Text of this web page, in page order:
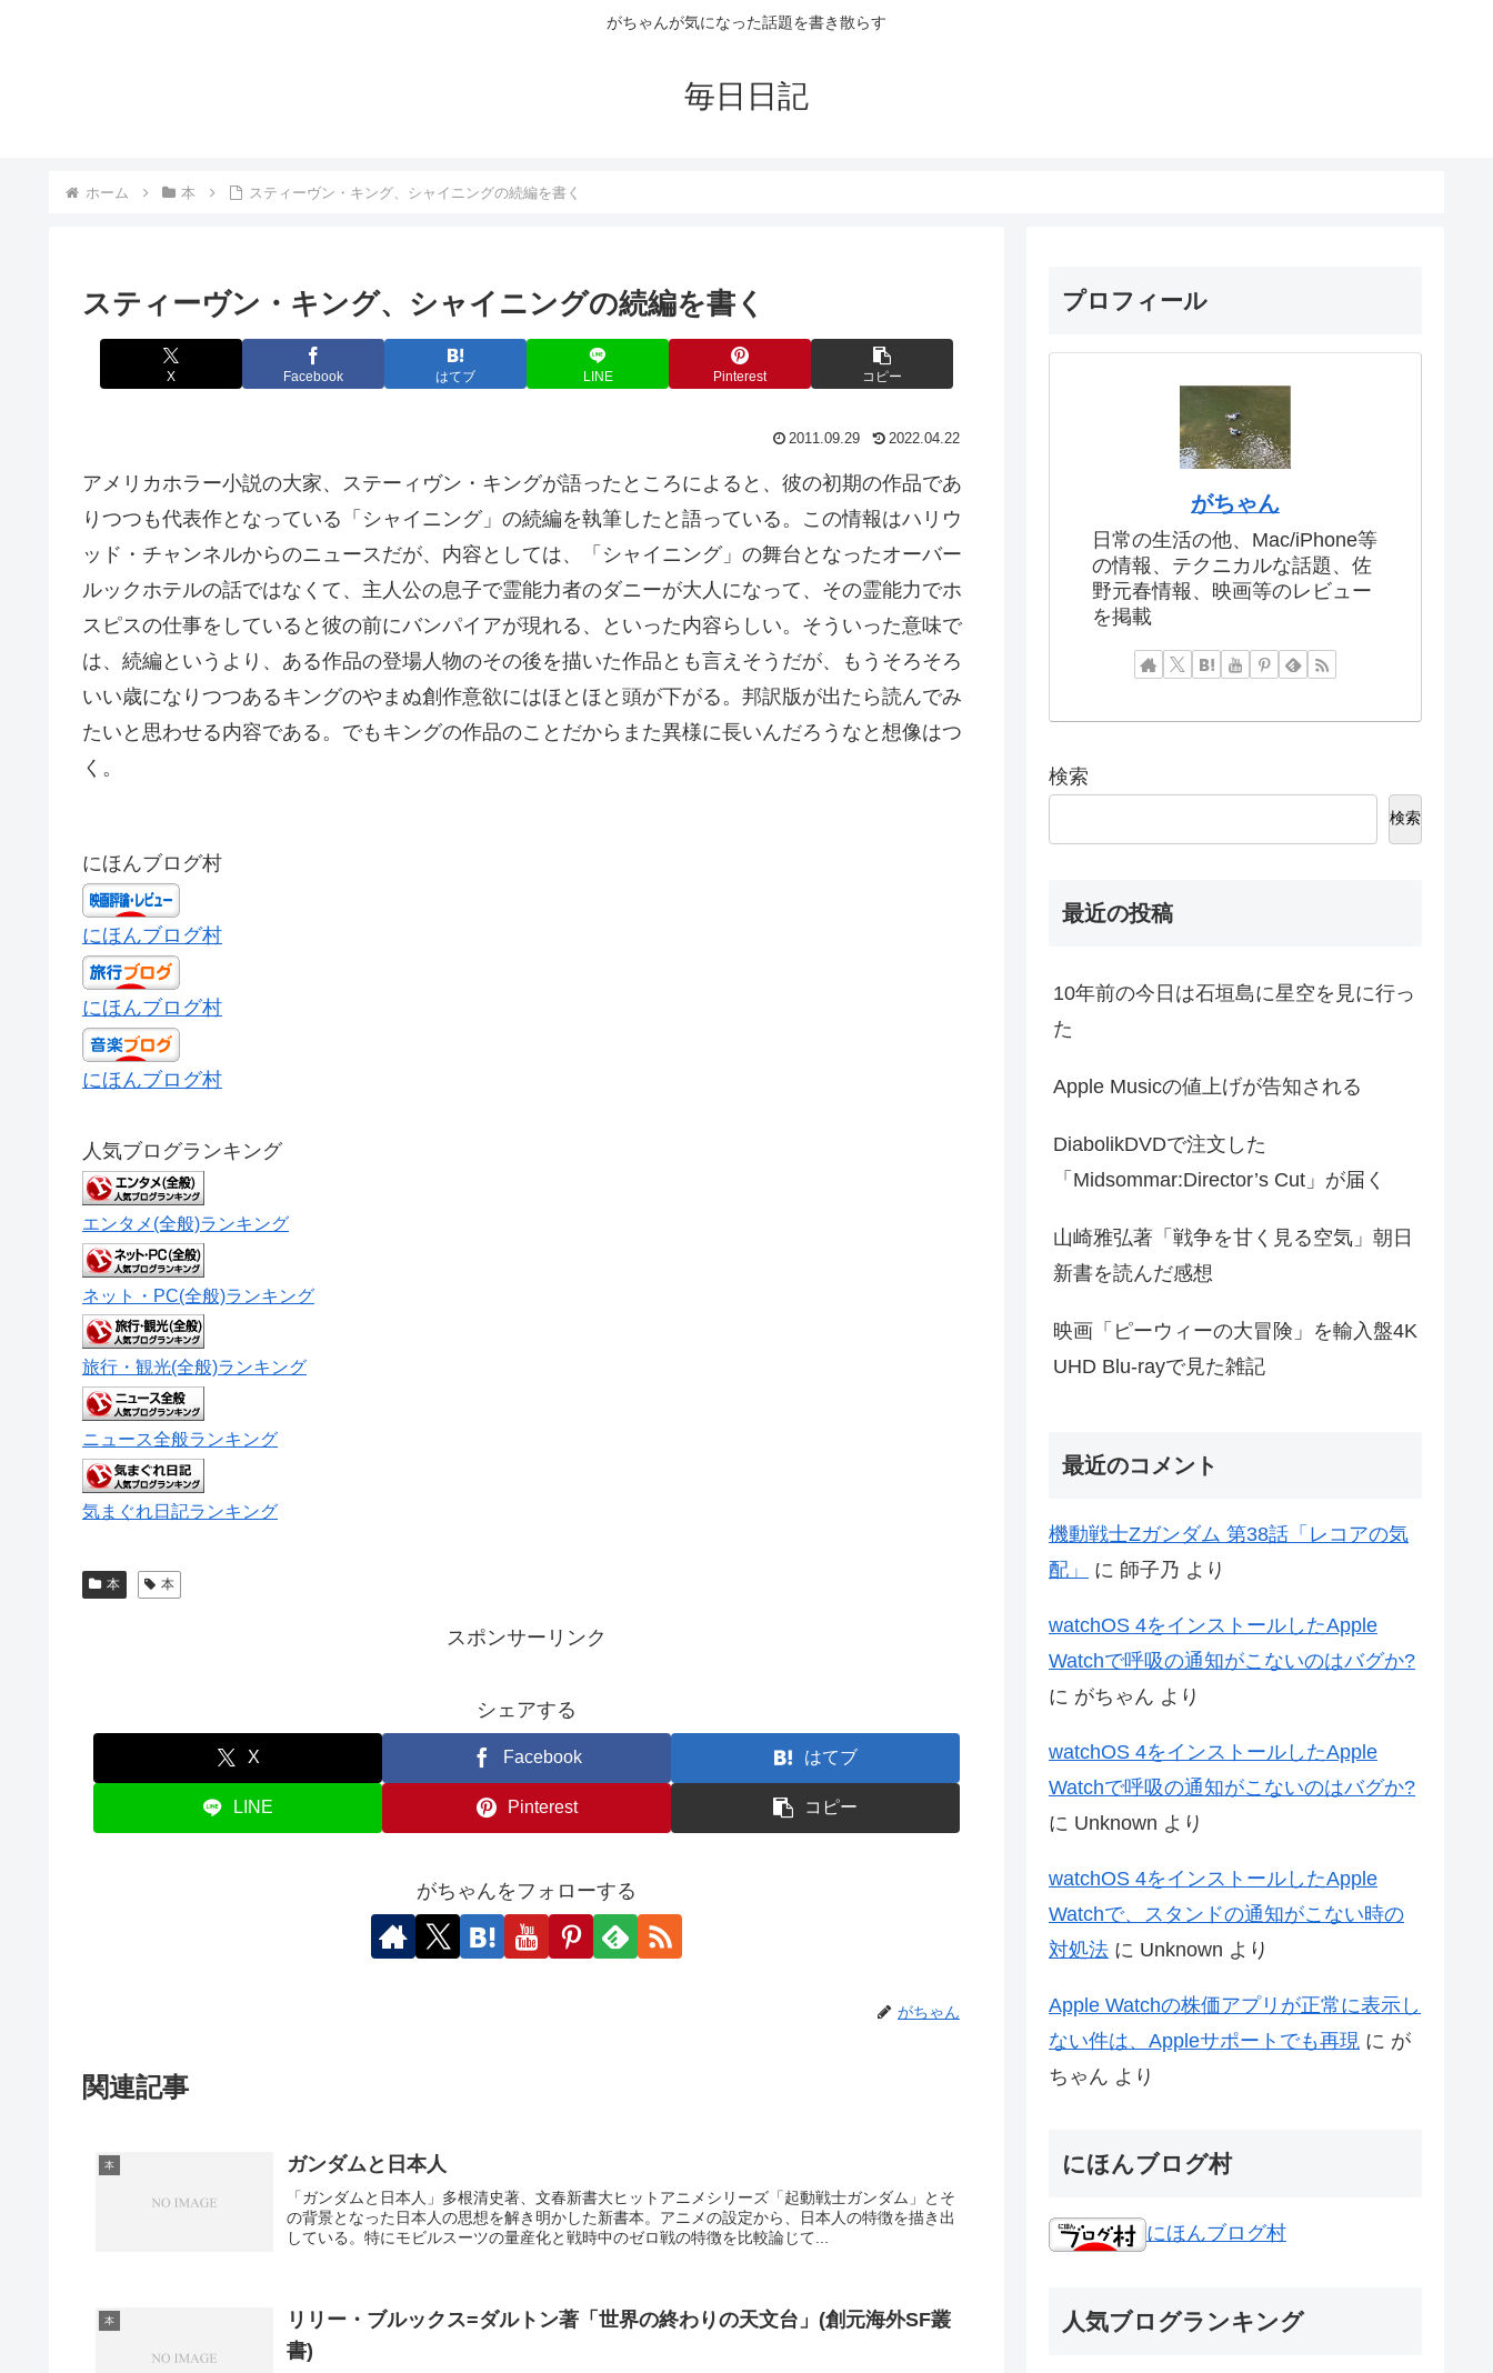
がちゃんが気になった話題を書き散らす
毎日日記
ホーム 本 スティーヴン・キング、シャイニングの続編を書く
スティーヴン・キング、シャイニングの続編を書く
X Facebook はてブ LINE Pinterest コピー
2011.09.29 2022.04.22
アメリカホラー小説の大家、ステーィヴン・キングが語ったところによると、彼の初期の作品であ
りつつも代表作となっている「シャイニング」の続編を執筆したと語っている。この情報はハリウ
ッド・チャンネルからのニュースだが、内容としては、「シャイニング」の舞台となったオーバー
ルックホテルの話ではなくて、主人公の息子で霊能力者のダニーが大人になって、その霊能力でホ
スピスの仕事をしていると彼の前にバンパイアが現れる、といった内容らしい。そういった意味で
は、続編というより、ある作品の登場人物のその後を描いた作品とも言えそうだが、もうそろそろ
いい歳になりつつあるキングのやまぬ創作意欲にはほとほと頭が下がる。邦訳版が出たら読んでみ
たいと思わせる内容である。でもキングの作品のことだからまた異様に長いんだろうなと想像はつ
く。
にほんブログ村
にほんブログ村
にほんブログ村
にほんブログ村
人気ブログランキング
エンタメ(全般)ランキング
ネット・PC(全般)ランキング
旅行・観光(全般)ランキング
ニュース全般ランキング
気まぐれ日記ランキング
本 本
スポンサーリンク
シェアする
X Facebook はてブ
LINE Pinterest コピー
がちゃんをフォローする
がちゃん
関連記事
本 ガンダムと日本人
「ガンダムと日本人」多根清史著、文春新書大ヒットアニメシリーズ「起動戦士ガンダム」とそ
の背景となった日本人の思想を解き明かした新書本。アニメの設定から、日本人の特徴を描き出
している。特にモビルスーツの量産化と戦時中のゼロ戦の特徴を比較論じて...
本
リリー・ブルックス=ダルトン著「世界の終わりの天文台」(創元海外SF叢
書)
プロフィール
がちゃん
日常の生活の他、Mac/iPhone等
の情報、テクニカルな話題、佐
野元春情報、映画等のレビュー
を掲載
検索
検索
最近の投稿
10年前の今日は石垣島に星空を見に行っ
た
Apple Musicの値上げが告知される
DiabolikDVDで注文した
「Midsommar:Director’s Cut」が届く
山崎雅弘著「戦争を甘く見る空気」朝日
新書を読んだ感想
映画「ピーウィーの大冒険」を輸入盤4K
UHD Blu-rayで見た雑記
最近のコメント
機動戦士Zガンダム 第38話「レコアの気
配」
に 師子乃 より
watchOS 4をインストールしたApple
Watchで呼吸の通知がこないのはバグか?
に がちゃん より
watchOS 4をインストールしたApple
Watchで呼吸の通知がこないのはバグか?
に Unknown より
watchOS 4をインストールしたApple
Watchで、スタンドの通知がこない時の
対処法 に Unknown より
Apple Watchの株価アプリが正常に表示し
ない件は、Appleサポートでも再現 に が
ちゃん より
にほんブログ村
にほんブログ村
人気ブログランキング